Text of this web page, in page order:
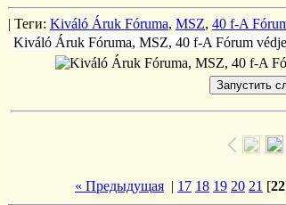
| Теги: Kiváló Áruk Fóruma, MSZ, 40 f-A
Kiváló Áruk Fóruma, MSZ, 40 f-A Fórum
« Предыдущая | 17 18 19 20 21 [22